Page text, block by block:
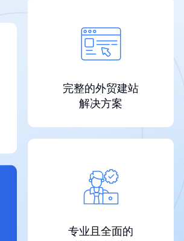
完整的外贸建站
解决方案
专业且全面的